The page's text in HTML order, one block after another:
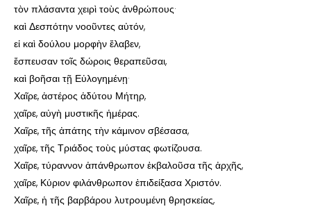
τὸν πλάσαντα χειρὶ τοὺς ἀνθρώπους·
καὶ Δεσπότην νοοῦντες αὐτόν,
εἰ καὶ δούλου μορφὴν ἔλαβεν,
ἔσπευσαν τοῖς δώροις θεραπεῦσαι,
καὶ βοῆσαι τῇ Εὐλογημένῃ·
Χαῖρε, ἀστέρος ἀδύτου Μήτηρ,
χαῖρε, αὐγὴ μυστικῆς ἡμέρας.
Χαῖρε, τῆς ἀπάτης τὴν κάμινον σβέσασα,
χαῖρε, τῆς Τριάδος τοὺς μύστας φωτίζουσα.
Χαῖρε, τύραννον ἀπάνθρωπον ἐκβαλοῦσα τῆς ἀρχῆς,
χαῖρε, Κύριον φιλάνθρωπον ἐπιδείξασα Χριστόν.
Χαῖρε, ἡ τῆς βαρβάρου λυτρουμένη θρησκείας,